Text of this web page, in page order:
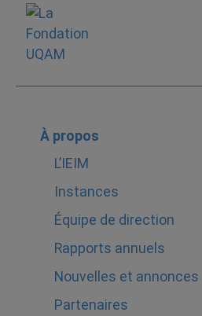
À propos
L’IEIM
Instances
Équipe de direction
Rapports annuels
Nouvelles et annonces
Partenaires